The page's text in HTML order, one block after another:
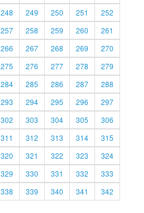
248 249 250 251
252
257 258 259 260
261
266 267 268 269
270
275 276 277 278
279
284 285 286 287
288
293 294 295 296
297
302 303 304 305
306
311 312 313 314
315
320 321 322 323
324
329 330 331 332
333
338 339 340 341
342